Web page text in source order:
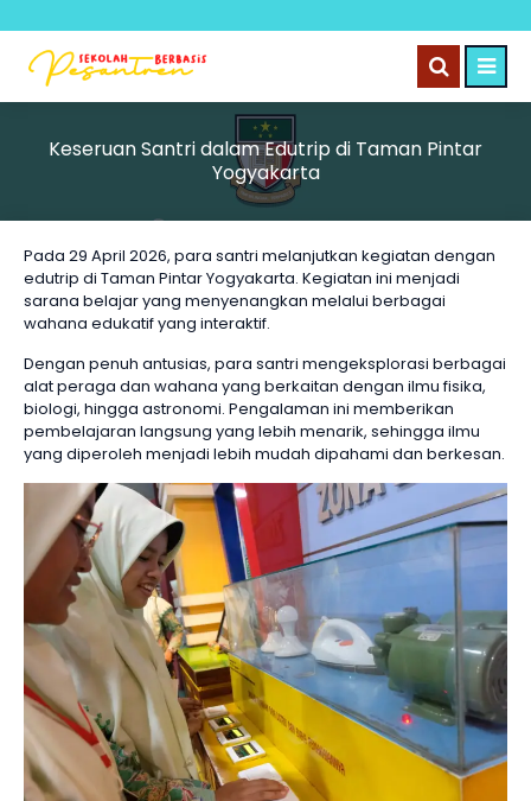
Keseruan Santri dalam Edutrip di Taman Pintar
Yogyakarta
Pada 29 April 2026, para santri melanjutkan kegiatan dengan
edutrip di Taman Pintar Yogyakarta. Kegiatan ini menjadi
sarana belajar yang menyenangkan melalui berbagai
wahana edukatif yang interaktif.
Dengan penuh antusias, para santri mengeksplorasi berbagai
alat peraga dan wahana yang berkaitan dengan ilmu fisika,
biologi, hingga astronomi. Pengalaman ini memberikan
pembelajaran langsung yang lebih menarik, sehingga ilmu
yang diperoleh menjadi lebih mudah dipahami dan berkesan.